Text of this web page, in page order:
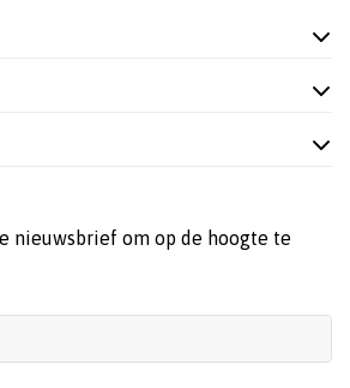
nieuwsbrief om op de hoogte te